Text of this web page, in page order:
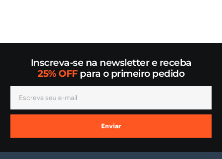
Inscreva-se na newsletter e receba
25% OFFpara o primeiro pedido
Enviar